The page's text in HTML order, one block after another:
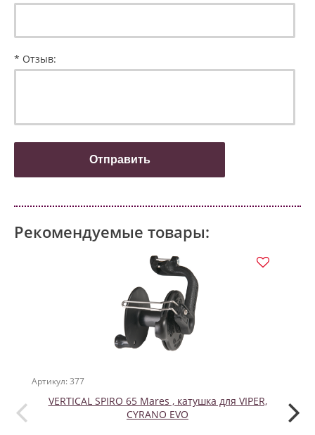
* Отзыв:
Рекомендуемые товары:
Артикул: 377
VERTICAL SPIRO 65 Mares , катушка для VIPER,
CYRANO EVO